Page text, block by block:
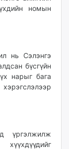
номын
нь Сэлэнгэ
бүсгүйн
нарыг бага
үргэлжилж